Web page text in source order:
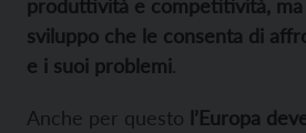
produttività e competitività, ma
sviluppo che le consenta di
e i suoi problemi.
Anche per questo l’Europa